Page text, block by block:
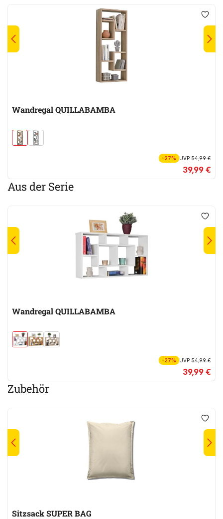
Wandregal QUILLABAMBA
-27% UVP54,99 €
39,99 €
Aus der Serie
Wandregal QUILLABAMBA
-27% UVP54,99 €
39,99 €
Zubehör
Sitzsack SUPER BAG